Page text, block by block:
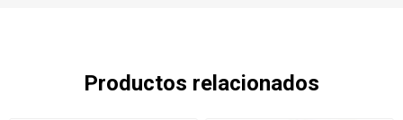
Productos relacionados